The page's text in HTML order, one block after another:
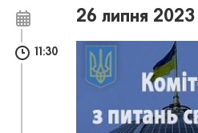
26 липня 2023
11:30